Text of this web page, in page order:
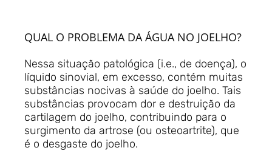
QUAL O PROBLEMA DA ÁGUA NO JOELHO?
Nessa situação patológica (i.e., de doença), o
líquido sinovial, em excesso, contém muitas
substâncias nocivas à saúde do joelho. Tais
substâncias provocam dor e destruição da
cartilagem do joelho, contribuindo para o
surgimento da artrose (ou osteoartrite), que
é o desgaste do joelho.